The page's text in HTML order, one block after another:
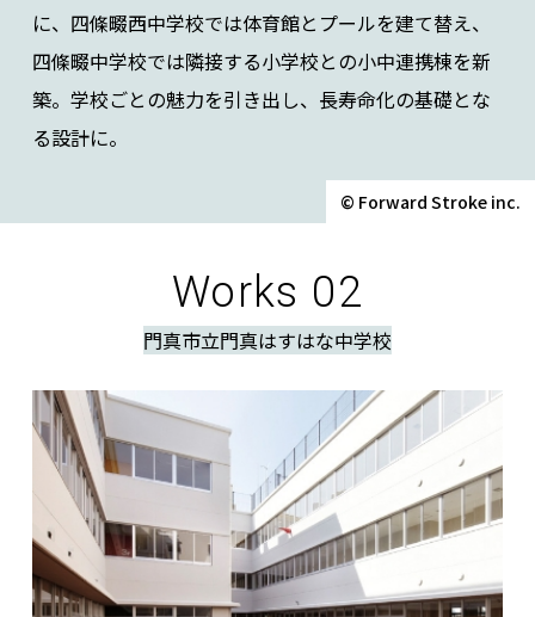
に、四條畷西中学校では体育館とプールを建て替え、
四條畷中学校では隣接する小学校との小中連携棟を新
築。学校ごとの魅力を引き出し、長寿命化の基礎とな
る設計に。
© Forward Stroke inc.
Works 02
門真市立門真はすはな中学校